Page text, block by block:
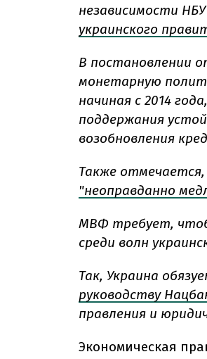
независимости
украинского
В постановлении
монетарную
начиная с 2014
поддержания
возобновления
Также
"неоправданно
МВФ требует,
среди волн
Так, Украина
руководству
правления и
Экономическая